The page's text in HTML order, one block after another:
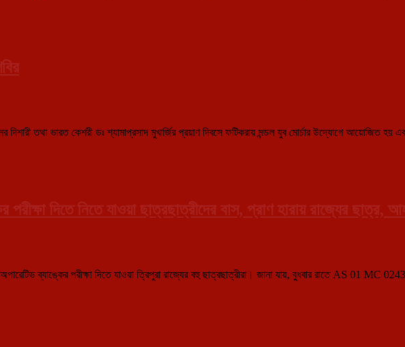
তথা ভারত কেশরী ডঃ শ্যামাপ্রসাদ মুখার্জির প্রয়াণ দিবসে ফটিকরায় মন্ডল যুব মোর্চার উদ্যোগে আয়োজিত হয়
পরীক্ষা দিতে নিতে যাওয়া ছাত্রছাত্রীদের বাস, প্রাণ হারায় রাজ্যের
ব্যাঙ্কের পরীক্ষা দিতে যাওয়া ত্রিপুরা রাজ্যের বহু ছাত্রছাত্রীরা। জানা যায়, বুধবার রাতে AS 01 MC